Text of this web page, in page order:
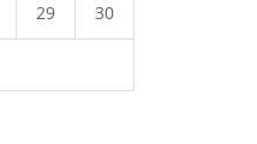
29 30